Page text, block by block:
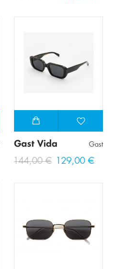
Gast Vida Gast
144,00 € 129,00 €